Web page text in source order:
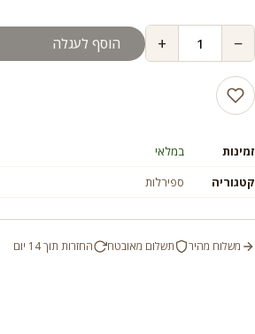
−
+ הוסף לעגלה
זמינות
במלאי
קטגוריה
ספירלות
משלוח מהיר תשלום מאובטח החזרות תוך 14 יום